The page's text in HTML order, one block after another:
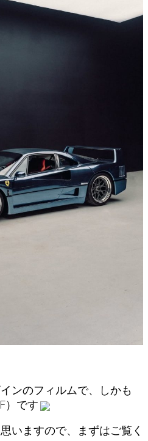
ンのフィルムで、しかも
）です
いますので、まずはご覧く